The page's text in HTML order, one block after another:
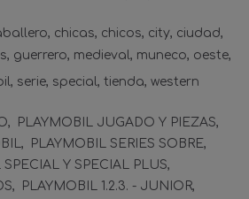
chicas chicos city ciudad
guerrero medieval muneco oeste
serie special tienda western
PLAYMOBIL JUGADO Y PIEZAS
PLAYMOBIL SERIES SOBRE
SPECIAL Y SPECIAL PLUS
PLAYMOBIL 1.2.3. - JUNIOR